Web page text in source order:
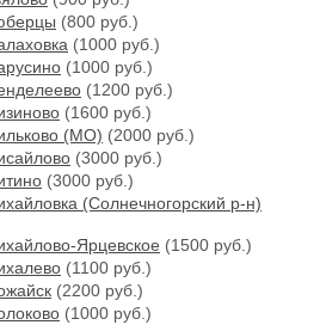
(800 руб.)
(1000 руб.)
(1000 руб.)
(1200 руб.)
(1600 руб.)
(МО) (2000 руб.)
(3000 руб.)
(3000 руб.)
(Солнечногорский р-н)
Ярцевское (1500 руб.)
(1100 руб.)
(2200 руб.)
(1000 руб.)